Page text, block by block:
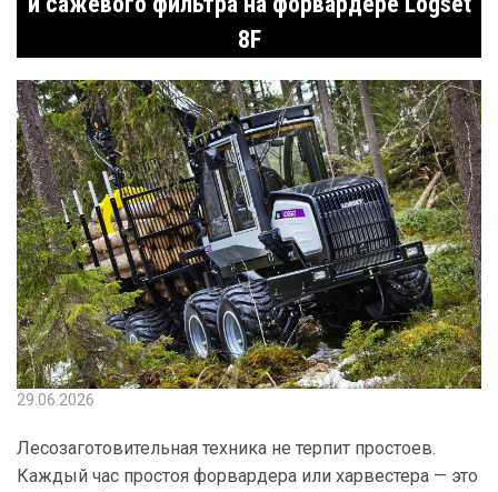
8F
29.06.2026
Лесозаготовительная техника не терпит простоев.
Каждый час простоя форвардера или харвестера — это